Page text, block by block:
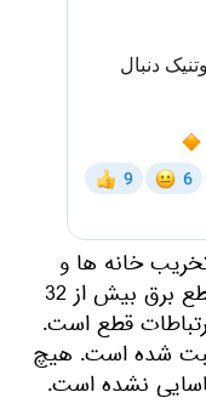
خانه ها و
توقف حرکت قطارهای سریع السیر و قطع برق بیش از 32
قطع است.
شده است. هیچ
نشده است.